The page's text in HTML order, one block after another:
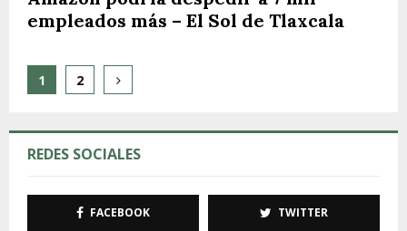
empleados más – El Sol de Tlaxcala
Paginación
entradas
1 2
REDES SOCIALES
FACEBOOK TWITTER